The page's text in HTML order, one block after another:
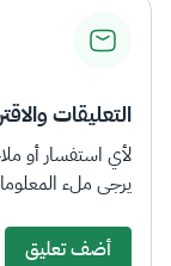
التعليقات
لأي استفسار أو
يرجى ملء
أضف تعليق